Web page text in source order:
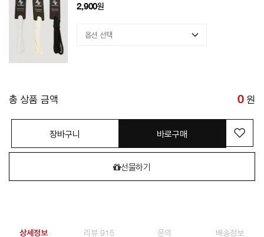
2,900원
총 상품 금액 0 원
장바구니 바로구매
선물하기
상세정보 리뷰 915 문의 배송정보